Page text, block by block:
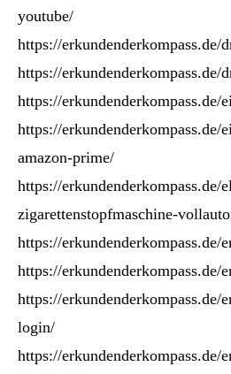
youtube/
https://erkundenderkompass.de/
https://erkundenderkompass.de/
https://
https://
amazon-prime/
https://erkundenderkompass.de/
zigarettenstopfmaschine-
https://erkundenderkompass.de/
https://erkundenderkompass.de/
https://erkundenderkompass.de/
login/
https://erkundenderkompass.de/